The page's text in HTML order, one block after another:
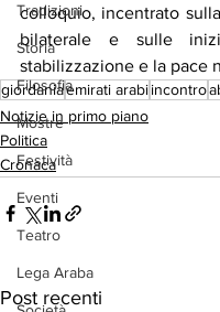
Tradizioni
Storia
Filosofia
Mostre
Festività
Eventi
Teatro
Lega Araba
colloquio, incentrato
bilaterale e sulle
stabilizzazione e la pace
giordaniaemirati arabiincontro
Notizie in primo piano
Politica
Cronaca
Post recenti